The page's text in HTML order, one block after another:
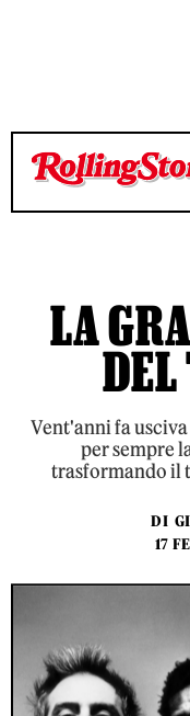
TEMPO DI LETTURA
TEMPO DI LETTURA
LA
Vent'anni fa
per sempre
trasformando il
DI
17